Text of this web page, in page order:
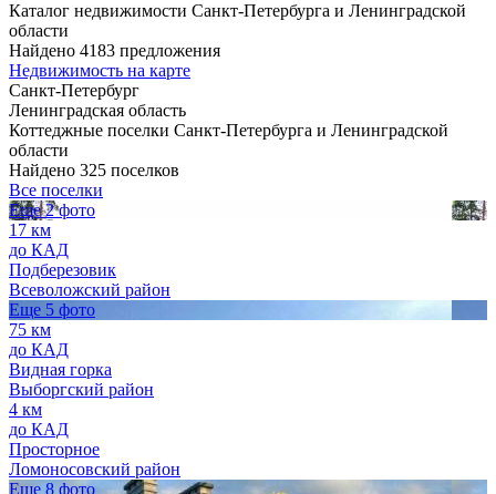
Каталог недвижимости Санкт-Петербурга и Ленинградской
области
Найдено 4183 предложения
Недвижимость на карте
Санкт-Петербург
Ленинградская область
Коттеджные поселки Санкт-Петербурга и Ленинградской
области
Найдено 325 поселков
Все поселки
Еще 2 фото
17 км
до КАД
Подберезовик
Всеволожский район
Еще 5 фото
75 км
до КАД
Видная горка
Выборгский район
4 км
до КАД
Просторное
Ломоносовский район
Еще 8 фото